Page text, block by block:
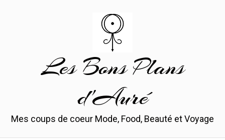
Les Bons Plans
d'Auré
Mes coups de coeur Mode, Food, Beauté et Voyage